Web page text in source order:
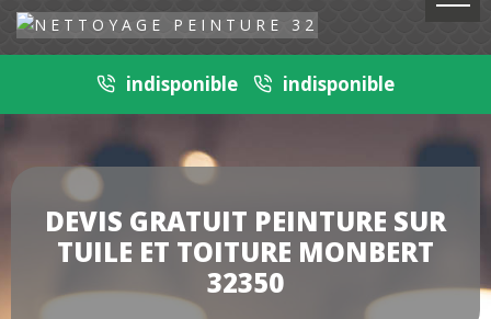
indisponible indisponible
DEVIS GRATUIT PEINTURE SUR
TUILE ET TOITURE MONBERT
32350